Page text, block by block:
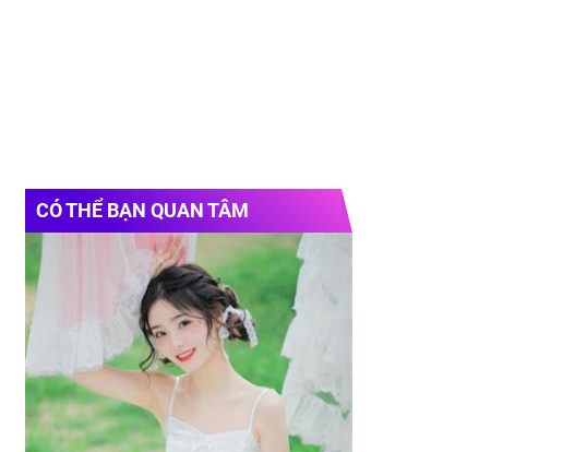
CÓ THỂ BẠN QUAN TÂM